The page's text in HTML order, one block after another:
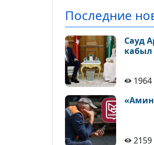
Последние
Сауд
1964
2159